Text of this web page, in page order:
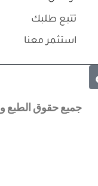
تتبع طلبك
استثمر معنا
جميع حقوق الطبع